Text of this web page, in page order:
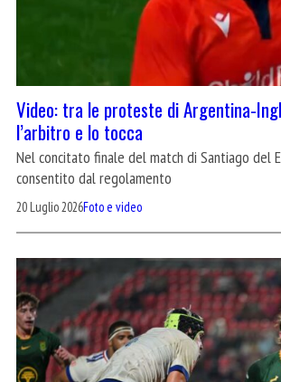
Video: tra le proteste di Argentina-
l’arbitro e lo tocca
Nel concitato finale del match di Santiago del
consentito dal regolamento
20 Luglio 2026Foto e video